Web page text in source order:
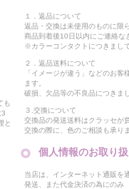
も
3
と
１．返品について
返品・交換は未使用のものに限
商品到着後10日以内にご連絡な
※カラーコンタクトにつきまし
２．返品送料について
「イメージが違う」などのお客
ます。
破損、欠品等の不良品につきま
３.交換について
交換品の発送送料はクラッセが
交換の際に、色のご相談も承りま
個人情報のお取り
当店は、インターネット通販を
発送、また代金決済の為にのみ